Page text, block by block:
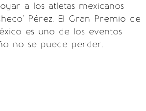
a los atletas mexicanos
Pérez. El Gran Premio de
es uno de los eventos
no se puede perder.